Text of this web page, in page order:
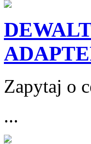
Zapytaj o
...